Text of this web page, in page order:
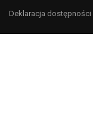
Deklaracja dostępności